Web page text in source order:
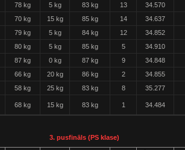
78 kg 5 kg 83 kg 13 34.570
70 kg 15 kg 85 kg 14 34.637
79 kg 5 kg 84 kg 12 34.852
80 kg 5 kg 85 kg 5 34.910
87 kg 0 kg 87 kg 9 34.848
66 kg 20 kg 86 kg 2 34.855
58 kg 25 kg 83 kg 8 35.277
68 kg 15 kg 83 kg 1 34.484
3. pusfināls (PS klase)